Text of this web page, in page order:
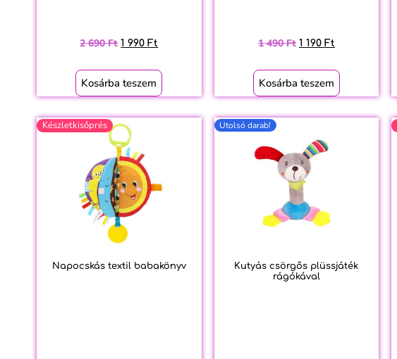
2 690Ft 1 990 Ft
Kosárba teszem
1 490Ft 1 190 Ft
Kosárba teszem
Készletkisőprés
Napocskás textil babakönyv
Utolsó darab!
Kutyás csörgős plüssjáték
rágókával